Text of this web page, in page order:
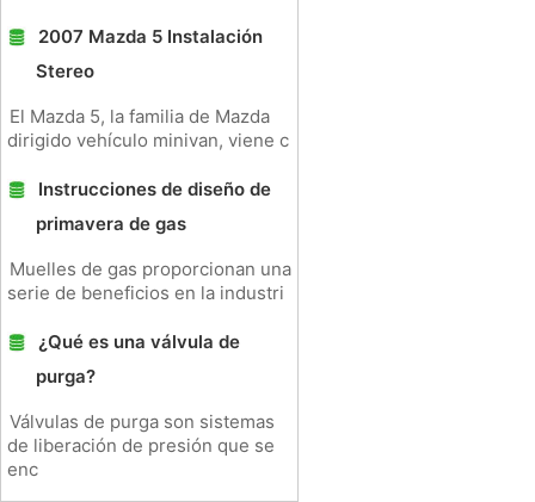
2007 Mazda 5 Instalación
Stereo
El Mazda 5, la familia de Mazda
dirigido vehículo minivan, viene c
Instrucciones de diseño de
primavera de gas
Muelles de gas proporcionan una
serie de beneficios en la industri
¿Qué es una válvula de
purga?
Válvulas de purga son sistemas
de liberación de presión que se
enc